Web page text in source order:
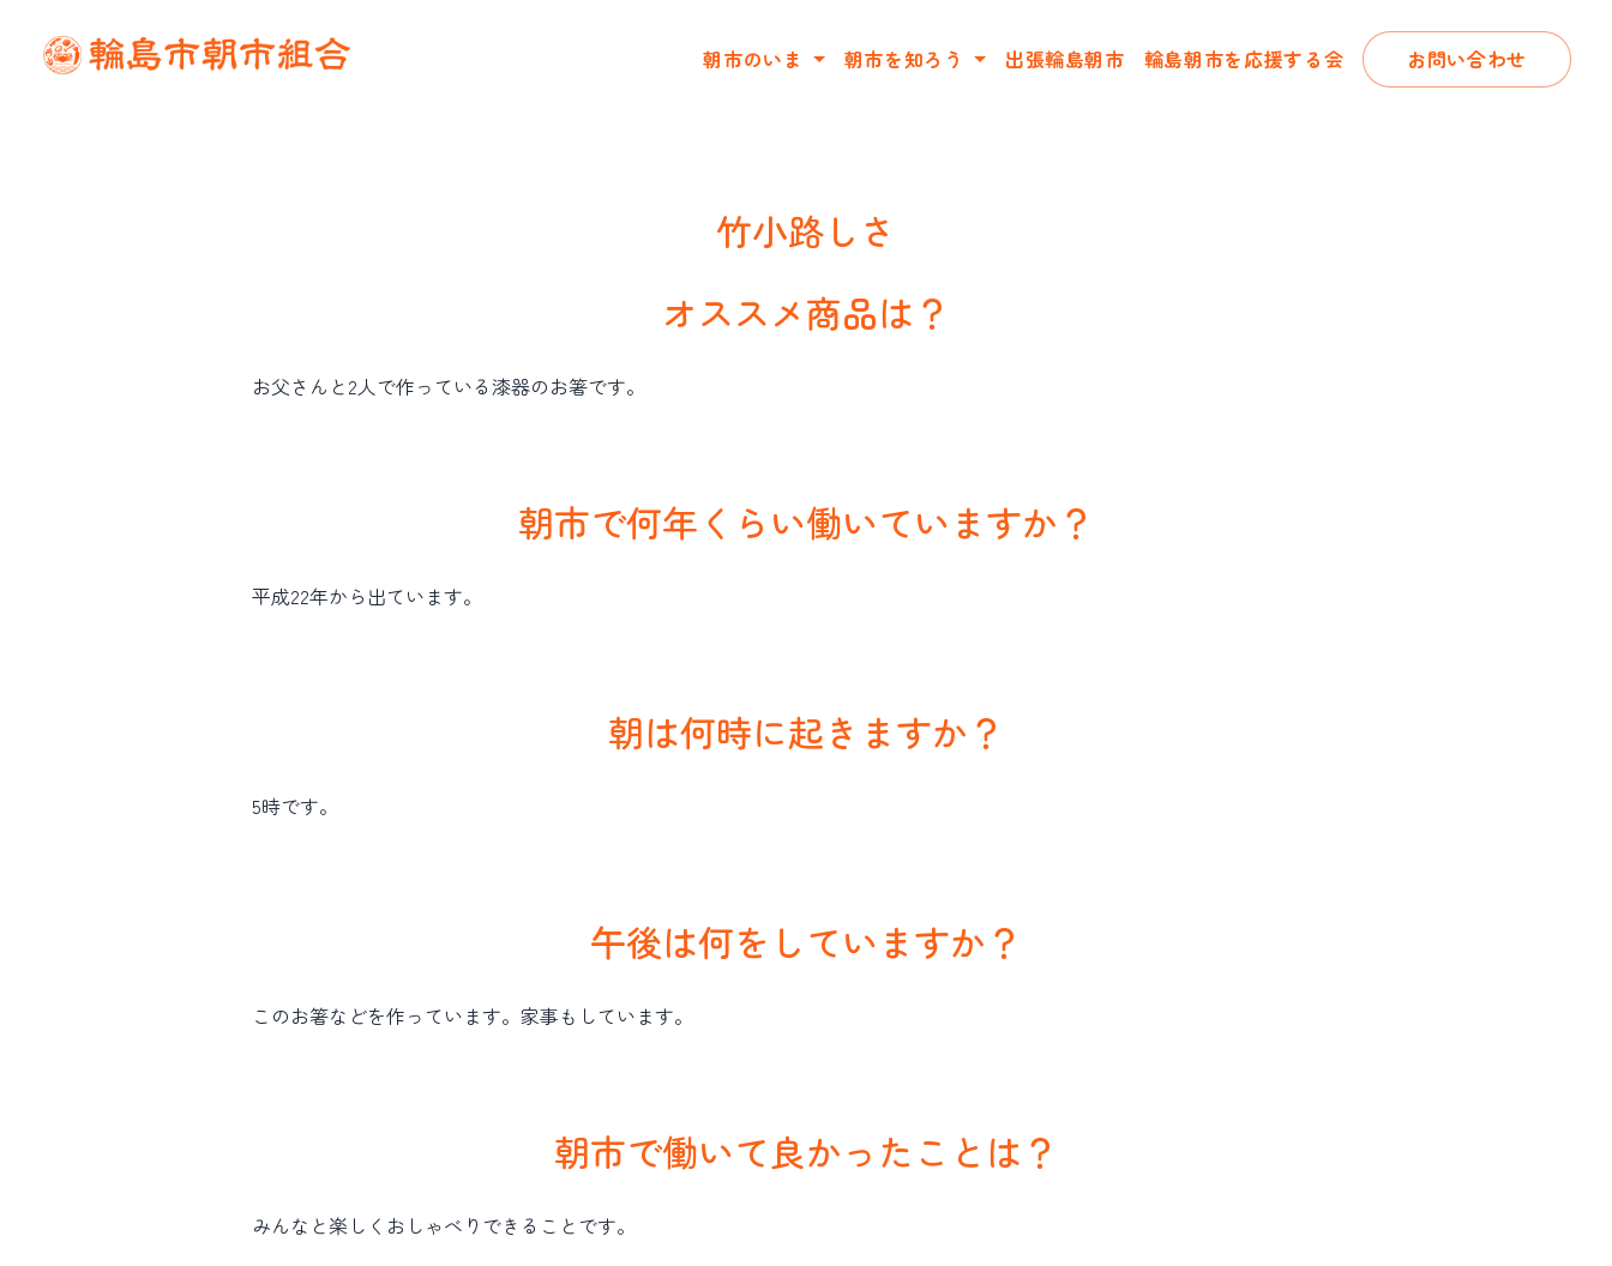
朝市のいま 朝市を知ろう 出張輪島朝市 輪島朝市を応援する会 お問い合わせ
竹小路しさ
オススメ商品は？
お父さんと2人で作っている漆器のお箸です。
朝市で何年くらい働いていますか？
平成22年から出ています。
朝は何時に起きますか？
5時です。
午後は何をしていますか？
このお箸などを作っています。家事もしています。
朝市で働いて良かったことは？
みんなと楽しくおしゃべりできることです。